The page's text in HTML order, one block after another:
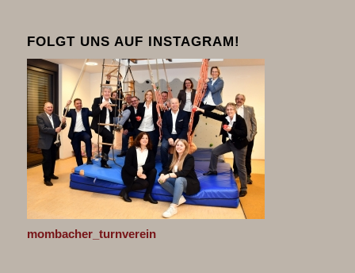
FOLGT UNS AUF INSTAGRAM!
mombacher_turnverein